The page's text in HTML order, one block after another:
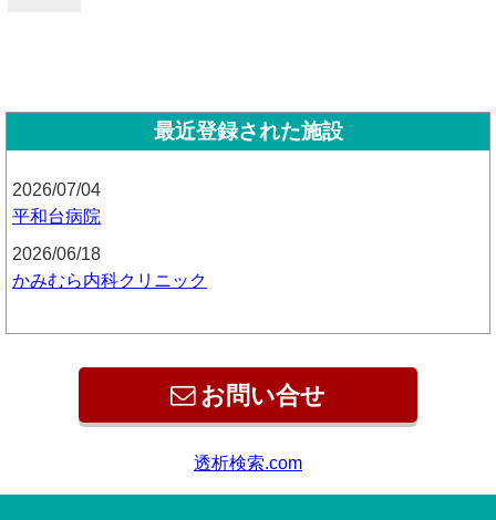
最近登録された施設
2026/07/04
平和台病院
2026/06/18
かみむら内科クリニック
お問い合せ
透析検索.com